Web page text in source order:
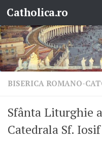
Skip to content
Catholica.ro
BISERICA ROMANO-
Sfânta Liturghie
Catedrala Sf. Iosif